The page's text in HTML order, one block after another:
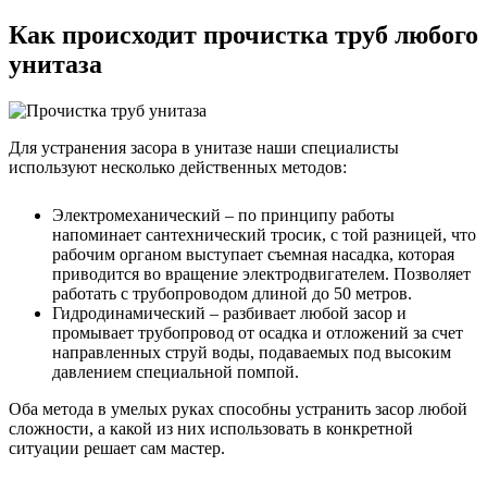
Как происходит прочистка труб любого
унитаза
Для устранения засора в унитазе наши специалисты
используют несколько действенных методов:
Электромеханический – по принципу работы
напоминает сантехнический тросик, с той разницей, что
рабочим органом выступает съемная насадка, которая
приводится во вращение электродвигателем. Позволяет
работать с трубопроводом длиной до 50 метров.
Гидродинамический – разбивает любой засор и
промывает трубопровод от осадка и отложений за счет
направленных струй воды, подаваемых под высоким
давлением специальной помпой.
Оба метода в умелых руках способны устранить засор любой
сложности, а какой из них использовать в конкретной
ситуации решает сам мастер.